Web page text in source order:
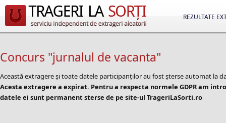
REZULTATE
Concurs "jurnalul de vacanta"
Această extragere și toate datele participanților au fost șterse automat la
Acesta extragere a expirat. Pentru a respecta normele GDPR am
datele ei sunt permanent sterse de pe site-ul TrageriLaSorti.ro